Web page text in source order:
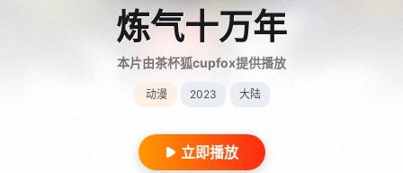
炼气十万年
本片由茶杯狐cupfox提供播放
动漫 2023 大陆
立即播放